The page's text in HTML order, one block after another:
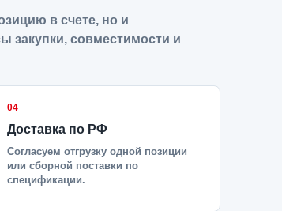
в счете, но и
закупки, совместимости и
04
Доставка по РФ
Согласуем отгрузку одной позиции
или сборной поставки по
спецификации.